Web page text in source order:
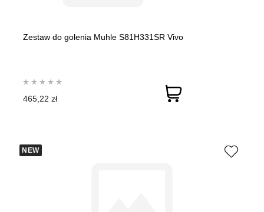
Zestaw do golenia Muhle S81H331SR Vivo
465,22 zł
NEW